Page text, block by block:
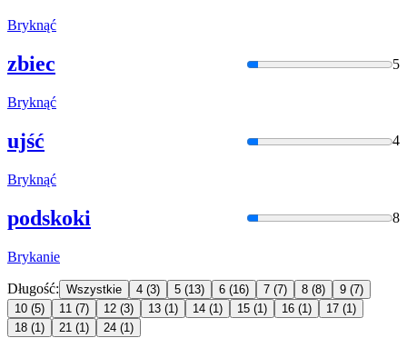
Bryknąć
zbiec 5
Bryknąć
ujść 4
Bryknąć
podskoki 8
Brykanie
Długość: Wszystkie 4 (3) 5 (13) 6 (16) 7 (7) 8 (8) 9 (7)
10 (5) 11 (7) 12 (3) 13 (1) 14 (1) 15 (1) 16 (1) 17 (1)
18 (1) 21 (1) 24 (1)